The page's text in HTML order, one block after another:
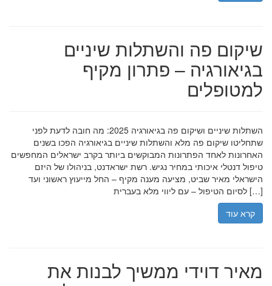
שיקום פה והשתלות שיניים
בגיאורגיה – פתרון מקיף
למטופלים
השתלות שיניים ושיקום פה בגיאורגיה 2025: מה חובה לדעת לפני
שתחליטו שיקום פה מלא והשתלות שיניים בגיאורגיה הפכו בשנים
האחרונות לאחד הפתרונות המבוקשים ביותר בקרב ישראלים המחפשים
טיפול דנטלי איכותי במחיר נגיש. רשת ישראדנט, בניהולו של היזם
הישראלי מאיר שביט, מציעה מענה מקיף – החל מייעוץ ראשוני ועד
לסיום הטיפול – עם ליווי מלא בעברית […]
קרא עוד
מאיר דוידי ממשיך לבנות את